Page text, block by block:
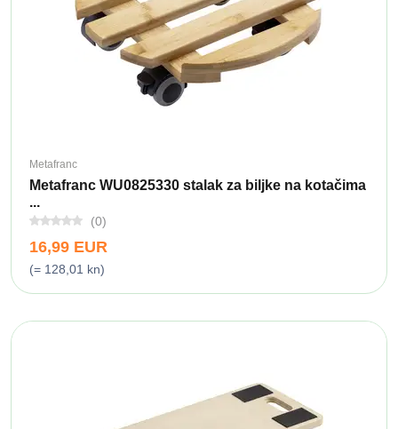
Metafranc
Metafranc WU0825330 stalak za biljke na kotačima
...
(0)
16,99 EUR
(= 128,01 kn)